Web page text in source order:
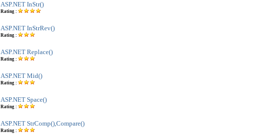
ASP.NET InStr()
Rating :
ASP.NET InStrRev()
Rating :
ASP.NET Replace()
Rating :
ASP.NET Mid()
Rating :
ASP.NET Space()
Rating :
ASP.NET StrComp(),Compare()
Rating :